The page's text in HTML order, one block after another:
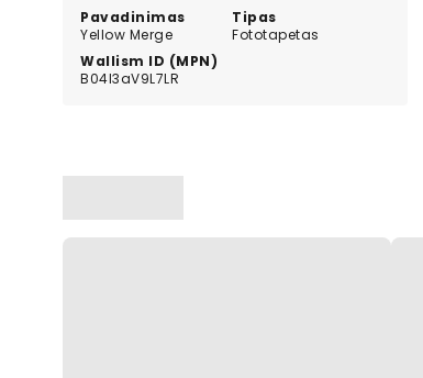
Pavadinimas
Yellow Merge
Tipas
Fototapetas
Wallism ID (MPN)
B04l3aV9L7LR